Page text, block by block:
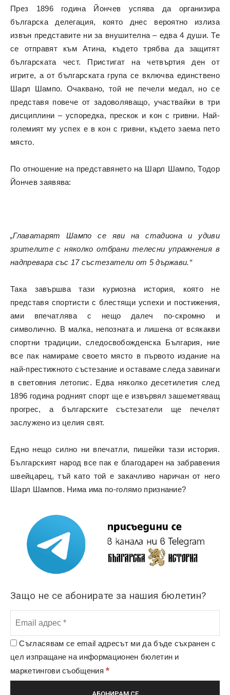
През 1896 година Йончев успява да организира
българска делегация, която днес вероятно излиза
извън представите ни за внушителна – едва 4 души. Те
се отправят към Атина, където трябва да защитят
българската чест. Пристигат на четвъртия ден от
игрите, а от българската група се включва единствено
Шарл Шампо. Очаквано, той не печели медал, но се
представя повече от задоволяващо, участвайки в три
дисциплини – успоредка, прескок и кон с гривни. Най-
големият му успех е в кон с гривни, където заема пето
място.
По отношение на представянето на Шарл Шампо, Тодор
Йончев заявява:
„Главатарят Шампо се яви на стадиона и удиви
зрителите с няколко отбрани телесни упражнения в
надпревара със 17 състезатели от 5 държави.“
Така завършва тази куриозна история, която не
представя спортисти с блестящи успехи и постижения,
ами впечатлява с нещо далеч по-скромно и
символично. В малка, непозната и лишена от всякакви
спортни традиции, следосвобожденска България, ние
все пак намираме своето място в първото издание на
най-престижното състезание и оставаме следа завинаги
в световния летопис. Едва няколко десетилетия след
1896 година родният спорт ще е извървял зашеметяващ
прогрес, а българските състезатели ще печелят
заслужено из целия свят.
Едно нещо силно ни впечатли, пишейки тази история.
Българският народ все пак е благодарен на забравения
швейцарец, тъй като той е закачливо наричан от него
Шарл Шампов. Нима има по-голямо признание?
Защо не се абонирате за нашия бюлетин?
Съгласявам се email адресът ми да бъде съхранен с
цел изпращане на информационен бюлетин и
маркетингови съобщения*